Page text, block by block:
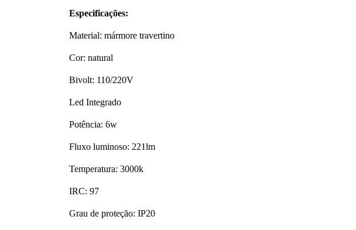
Especificações:
Material: mármore travertino
Cor: natural
Bivolt: 110/220V
Led Integrado
Potência: 6w
Fluxo luminoso: 221lm
Temperatura: 3000k
IRC: 97
Grau de proteção: IP20